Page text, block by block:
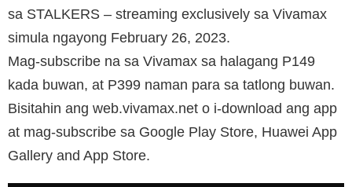
sa STALKERS – streaming exclusively sa Vivamax
simula ngayong February 26, 2023.
Mag-subscribe na sa Vivamax sa halagang P149
kada buwan, at P399 naman para sa tatlong buwan.
Bisitahin ang web.vivamax.net o i-download ang app
at mag-subscribe sa Google Play Store, Huawei App
Gallery and App Store.